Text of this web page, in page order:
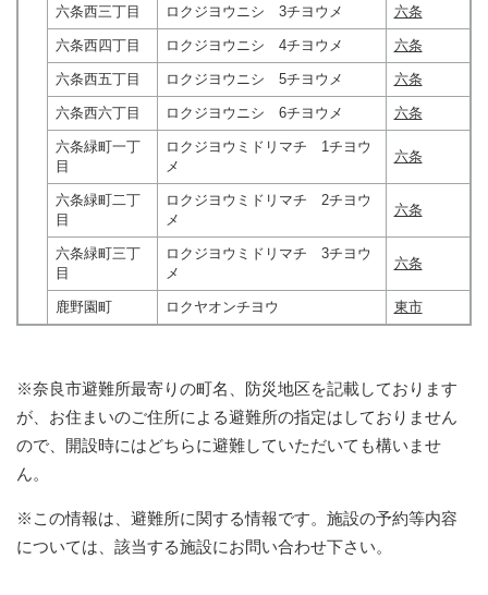
六条西三丁目 ロクジヨウニシ 3チヨウメ 六条
六条西四丁目 ロクジヨウニシ 4チヨウメ 六条
六条西五丁目 ロクジヨウニシ 5チヨウメ 六条
六条西六丁目 ロクジヨウニシ 6チヨウメ 六条
六条緑町一丁
目
ロクジヨウミドリマチ 1チヨウ
メ
六条
六条緑町二丁
目
ロクジヨウミドリマチ 2チヨウ
メ
六条
六条緑町三丁
目
ロクジヨウミドリマチ 3チヨウ
メ
六条
鹿野園町 ロクヤオンチヨウ 東市
※奈良市避難所最寄りの町名、防災地区を記載しております
が、お住まいのご住所による避難所の指定はしておりません
ので、開設時にはどちらに避難していただいても構いませ
ん。
※この情報は、避難所に関する情報です。施設の予約等内容
については、該当する施設にお問い合わせ下さい。